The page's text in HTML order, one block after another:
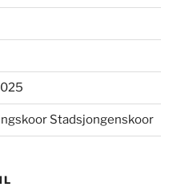
Stadsjongenskoor